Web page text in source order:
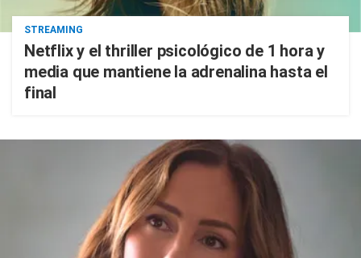
STREAMING
Netflix y el thriller psicológico de 1 hora y
media que mantiene la adrenalina hasta el
final